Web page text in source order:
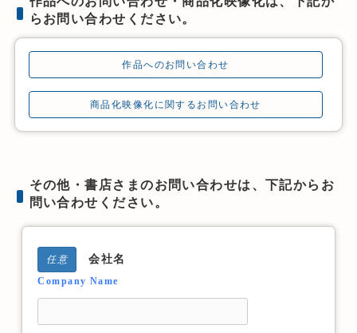
らお問い合わせください。
作品へのお問い合わせ
商品化映像化に関するお問い合わせ
その他・書店さまのお問い合わせは、下記からお
問い合わせください。
任意 会社名
Company Name